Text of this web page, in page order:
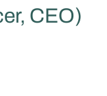
CEO)